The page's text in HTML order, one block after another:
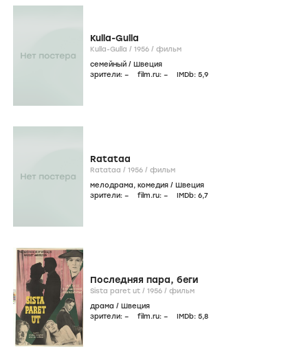
Kulla-Gulla
Kulla-Gulla / 1956 / фильм
семейный / Швеция
зрители: – film.ru: – IMDb: 5,9
Ratataa
Ratataa / 1956 / фильм
мелодрама, комедия / Швеция
зрители: – film.ru: – IMDb: 6,7
Последняя пара, беги
Sista paret ut / 1956 / фильм
драма / Швеция
зрители: – film.ru: – IMDb: 5,8